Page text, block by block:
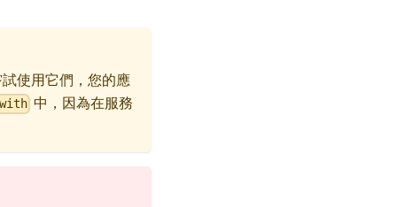
使用它們，您的應
中，因為在服務